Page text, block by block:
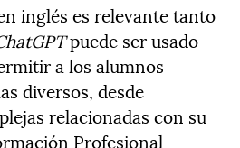
inglés es relevante tanto
puede ser usado
a los alumnos
diversos, desde
relacionadas con su
Profesional